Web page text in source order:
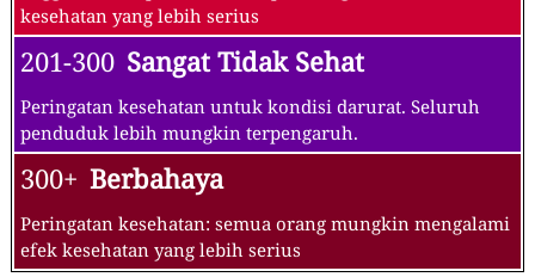
kesehatan yang lebih serius
201-300 Sangat Tidak Sehat
Peringatan kesehatan untuk kondisi darurat. Seluruh
penduduk lebih mungkin terpengaruh.
300+ Berbahaya
Peringatan kesehatan: semua orang mungkin mengalami
efek kesehatan yang lebih serius